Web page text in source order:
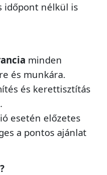
időpont nélkül is
minden
és munkára.
és kerettisztítás
esetén előzetes
a pontos ajánlat